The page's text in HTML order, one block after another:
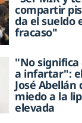
compartir
da el sueldo
fracaso"
"No significa
a infartar":
José
miedo a la
elevada